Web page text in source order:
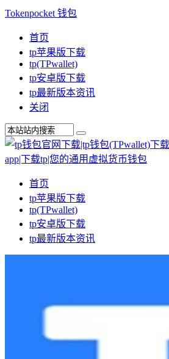
Tokenpocket 钱包
首页
tp苹果版下载
tp(TPwallet)
tp安卓版下载
tp最新版本资讯
关闭
首页
tp苹果版下载
tp(TPwallet)
tp安卓版下载
tp最新版本资讯